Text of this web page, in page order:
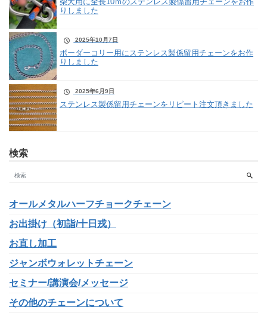
りしました
2025年10月7日
ボーダーコリー用にステンレス製係留用チェーンをお作
りしました
2025年6月9日
ステンレス製係留用チェーンをリピート注文頂きました
検索
オールメタルハーフチョークチェーン
お出掛け（初詣/十日戎）
お直し加工
ジャンボウォレットチェーン
セミナー/講演会/メッセージ
その他のチェーンについて